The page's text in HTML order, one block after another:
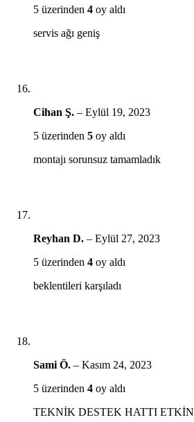
5 üzerinden 4 oy aldı
servis ağı geniş
Cihan Ş. – Eylül 19, 2023
5 üzerinden 5 oy aldı
montajı sorunsuz tamamladık
Reyhan D. – Eylül 27, 2023
5 üzerinden 4 oy aldı
beklentileri karşıladı
Sami Ö. – Kasım 24, 2023
5 üzerinden 4 oy aldı
TEKNİK DESTEK HATTI ETKİN